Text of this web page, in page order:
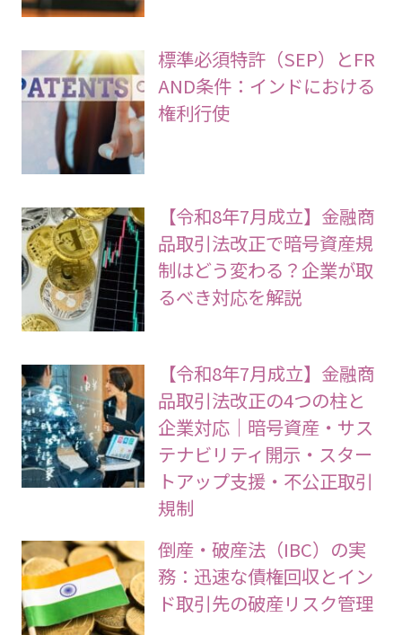
標準必須特許（SEP）とFR
AND条件：インドにおける
権利行使
【令和8年7月成立】金融商
品取引法改正で暗号資産規
制はどう変わる？企業が取
るべき対応を解説
【令和8年7月成立】金融商
品取引法改正の4つの柱と
企業対応｜暗号資産・サス
テナビリティ開示・スター
トアップ支援・不公正取引
規制
倒産・破産法（IBC）の実
務：迅速な債権回収とイン
ド取引先の破産リスク管理